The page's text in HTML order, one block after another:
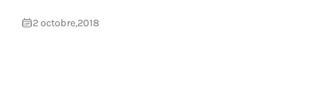
2 octobre,2018